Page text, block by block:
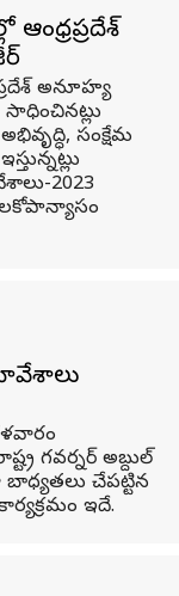
అనూహ్య
సాధించినట్లు
సంక్షేమ
2023
గవర్నర్ అబ్దుల్
చేపట్టిన
ఇదే.